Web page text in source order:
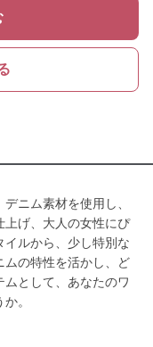
ニム素材を使用し、
上げ、大人の女性にぴ
イルから、少し特別な
ムの特性を活かし、ど
として、あなたのワ
。